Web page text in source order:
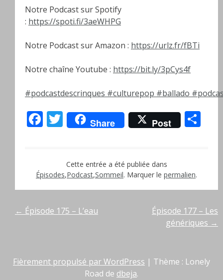
Notre Podcast sur Spotify
: https://spoti.fi/3aeWHPG
Notre Podcast sur Amazon : https://urlz.fr/fBTi
Notre chaîne Youtube : https://bit.ly/3pCys4f
#podcastdescrinques #culturepop #ballado
Facebook
Twitter
Share Post
Cette entrée a été publiée dans
Épisodes,Podcast,Sommeil. Marquer le permalien.
Navigation
l’article
← Épisode 175 – L’eau
Épisode 177 – Les
génériques →
Fièrement propulsé par WordPress | Thème : Lonely
Road de dbeja.